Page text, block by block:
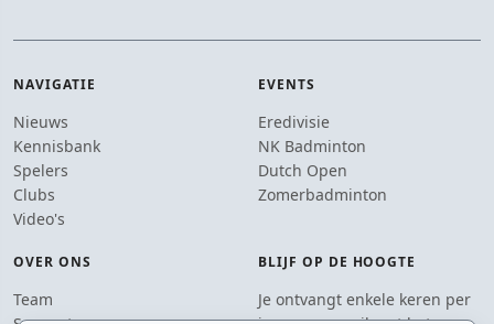
NAVIGATIE
Nieuws
Kennisbank
Spelers
Clubs
Video's
EVENTS
Eredivisie
NK Badminton
Dutch Open
Zomerbadminton
OVER ONS
Team
BLIJF OP DE HOOGTE
Je ontvangt enkele keren per